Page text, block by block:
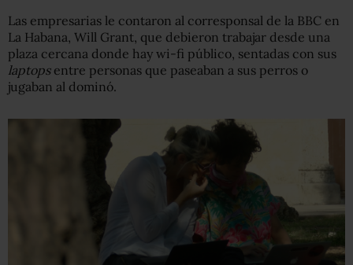
Las empresarias le contaron al corresponsal de la BBC en
La Habana, Will Grant, que debieron trabajar desde una
plaza cercana donde hay wi-fi público, sentadas con sus
laptops entre personas que paseaban a sus perros o
jugaban al dominó.